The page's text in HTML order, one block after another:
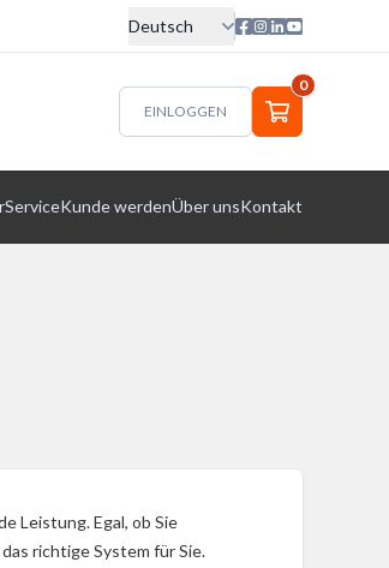
Deutsch
EINLOGGEN
0
ServiceKunde werdenÜber unsKontakt
Leistung. Egal, ob Sie
richtige System für Sie.